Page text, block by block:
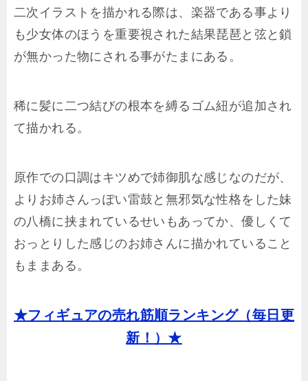
二次イラストを描かれる際は、楽器である事より
も少女体のほうを重要視された結果琵琶と弦と鎖
が無かった物にされる事がたまにある。
稀に髪に二つ結びの根本を縛るゴム紐が追加され
て描かれる。
原作での口調はキツめで姉御肌な感じなのだが、
よりお姉さんっぽい雷鼓と無邪気な性格をした妹
の八橋に挟まれているせいもあってか、優しくて
おっとりした感じのお姉さんに描かれていること
もままある。
★フィギュアの売れ筋順ランキング（毎日更
新！）★